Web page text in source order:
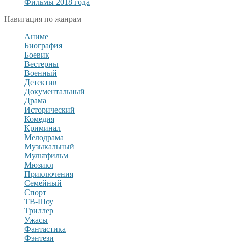
Навигация по жанрам
Аниме
Биография
Боевик
Вестерны
Военный
Детектив
Документальный
Драма
Исторический
Комедия
Криминал
Мелодрама
Музыкальный
Мультфильм
Мюзикл
Приключения
Семейный
Спорт
ТВ-Шоу
Триллер
Ужасы
Фантастика
Фэнтези